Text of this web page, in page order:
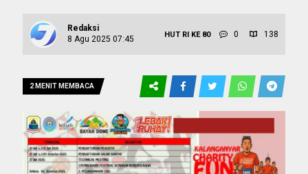
Redaksi
8 Agu 2025 07:45
HUT RI KE 80 0 138
2 MENIT MEMBACA